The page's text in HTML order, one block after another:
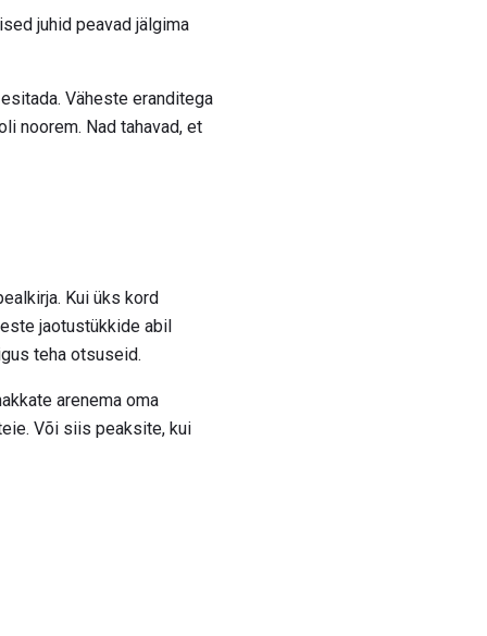
juhid peavad jälgima
Väheste eranditega
noorem. Nad tahavad, et
Kui üks kord
jaotustükkide abil
teha otsuseid.
arenema oma
Või siis peaksite, kui